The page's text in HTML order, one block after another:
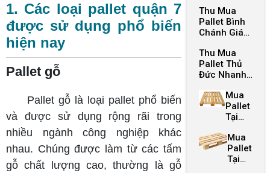
1. Các loại pallet quận 7
được sử dụng phổ biến
hiện nay
Pallet gỗ
Pallet gỗ là loại pallet phổ biến
và được sử dụng rộng rãi trong
nhiều ngành công nghiệp khác
nhau. Chúng được làm từ các tấm
gỗ chất lượng cao, thường là gỗ
Cung
Cấp
Pallet
Dầu
Giá
Rẻ
Hành
Dài
Hạn
Thu Mua
Pallet Bình
Chánh Giá
Tận Nơi
0967974166
Thu Mua
Pallet Thủ
Đức Nhanh
Cao
0967974166
Mua
Pallet
Tại
Thạnh
Mua
Pallet
Tại